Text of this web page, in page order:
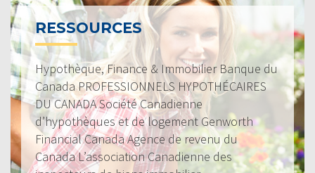
RESSOURCES
Hypothèque, Finance & Immobilier Banque du
Canada PROFESSIONNELS HYPOTHÉCAIRES
DU CANADA Société Canadienne
d’hypothèques et de logement Genworth
Financial Canada Agence de revenu du
Canada L’association Canadienne des